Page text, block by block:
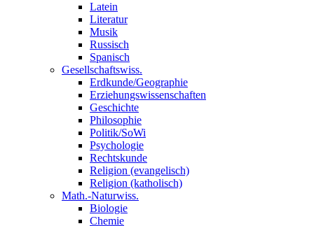
Latein
Literatur
Musik
Russisch
Spanisch
Gesellschaftswiss.
Erdkunde/Geographie
Erziehungswissenschaften
Geschichte
Philosophie
Politik/SoWi
Psychologie
Rechtskunde
Religion (evangelisch)
Religion (katholisch)
Math.-Naturwiss.
Biologie
Chemie